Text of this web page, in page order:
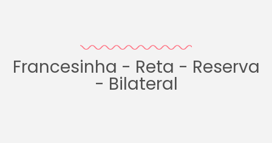
Francesinha - Reta - Reserva
- Bilateral